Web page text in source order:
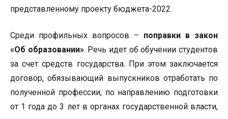
представленному проекту бюджета-2022.
Среди профильных вопросов – поправки в закон
«Об образовании». Речь идет об обучении студентов
за счет средств государства. При этом заключается
договор, обязывающий выпускников отработать по
полученной профессии, по направлению подготовки
от 1 года до 3 лет в органах государственной власти,